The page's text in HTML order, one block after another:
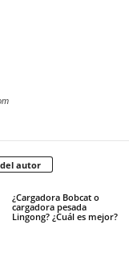
del autor
¿Cargadora Bobcat o
cargadora pesada
Lingong? ¿Cuál es mejor?